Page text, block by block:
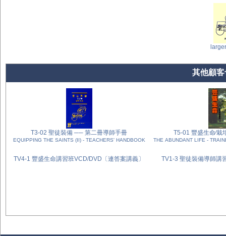
其他顧
T3-02 聖徒裝備 ── 第二冊導師手冊
EQUIPPING THE SAINTS (II) - TEACHERS' HANDBOOK
T5-01 豐盛生
THE ABUNDANT LIFE -
TV4-1 豐盛生命講習班VCD/DVD〔連答案講義〕 TV1-3 聖徒裝備導